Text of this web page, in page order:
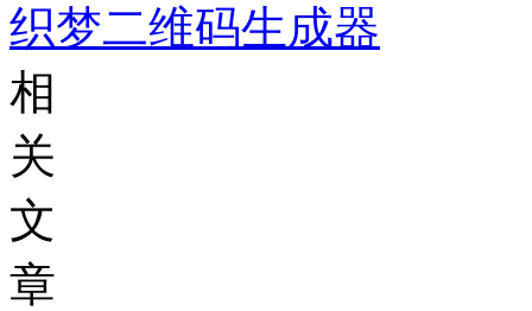
织梦二维码生成器
相
关
文
章